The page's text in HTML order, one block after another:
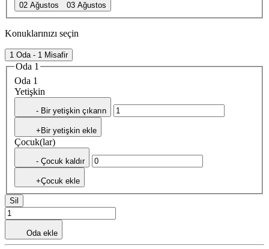
02 Ağustos 03 Ağustos
Konuklarınızı seçin
1 Oda - 1 Misafir
Oda 1
Oda 1
Yetişkin
- Bir yetişkin çıkarın
+Bir yetişkin ekle
Çocuk(lar)
- Çocuk kaldır
+Çocuk ekle
Sil
Oda ekle